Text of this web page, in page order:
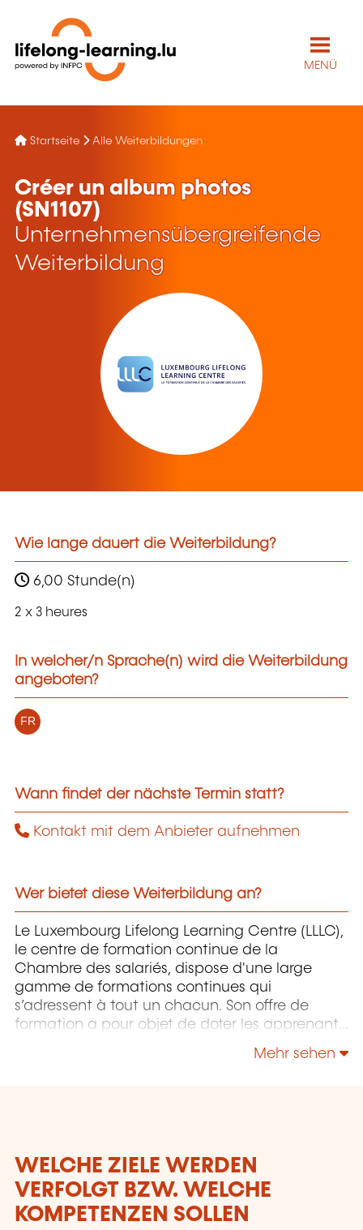
MENÜ
Startseite Alle Weiterbildungen
Créer un album photos
(SN1107)
Unternehmensübergreifende
Weiterbildung
Wie lange dauert die Weiterbildung?
6,00 Stunde(n)
2 x 3 heures
In welcher/n Sprache(n) wird die Weiterbildung
angeboten?
FR
Wann findet der nächste Termin statt?
Kontakt mit dem Anbieter aufnehmen
Wer bietet diese Weiterbildung an?
Le Luxembourg Lifelong Learning Centre (LLLC),
le centre de formation continue de la
Chambre des salariés, dispose d'une large
gamme de formations continues qui
s’adressent à tout un chacun. Son offre de
formation a pour objet de doter les apprenants
approprié pour maîtriser un environnement de
panoplie importante de formations: des cours
du soir; des séminaires, qui peuvent être
adaptés sur mesure selon les besoins des
entreprises; des formations universitaires; des
Mehr sehen
WELCHE ZIELE WERDEN
VERFOLGT BZW. WELCHE
KOMPETENZEN SOLLEN